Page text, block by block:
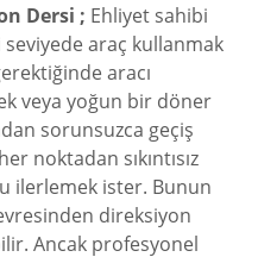
Dersi ; Ehliyet sahibi
araç kullanmak
aracı
veya yoğun bir döner
sorunsuzca geçiş
noktadan sıkıntısız
ilerlemek ister. Bunun
direksiyon
Ancak profesyonel